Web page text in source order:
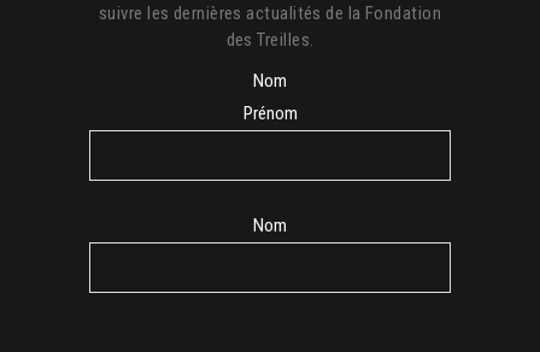
suivre les dernières actualités de la Fondation
des Treilles.
Nom
Prénom
Nom